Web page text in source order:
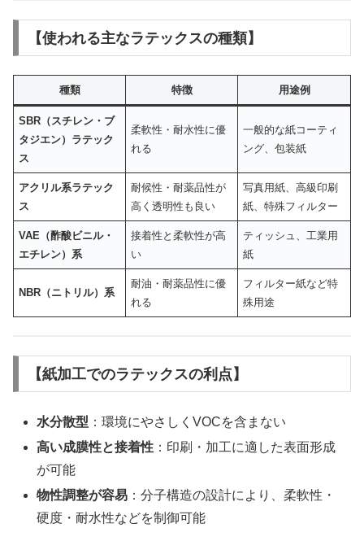
【使われる主なラテックスの種類】
種類 特徴 用途例
SBR（スチレン・ブ
タジエン）ラテック
ス
柔軟性・耐水性に優
れる
一般的な紙コーティ
ング、包装紙
アクリル系ラテック
ス
耐候性・耐薬品性が
高く透明性も良い
写真用紙、高級印刷
紙、特殊フィルター
VAE（酢酸ビニル・
エチレン）系
接着性と柔軟性が高
い
ティッシュ、工業用
紙
NBR（ニトリル）系
耐油・耐薬品性に優
れる
フィルター紙など特
殊用途
【紙加工でのラテックスの利点】
水分散型 ：環境にやさしくVOCを含まない
高い成膜性と接着性 ：印刷・加工に適した表面形成
が可能
物性調整が容易 ：分子構造の設計により、柔軟性・
硬度・耐水性などを制御可能